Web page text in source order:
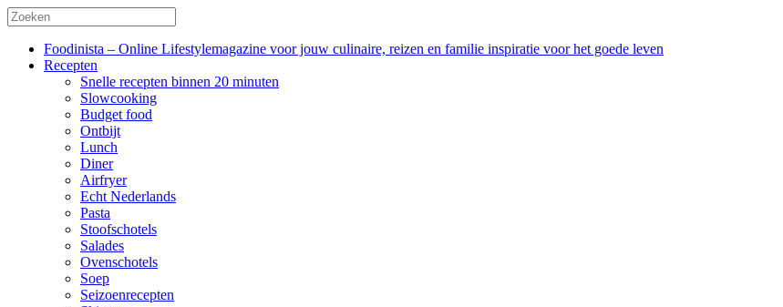
Foodinista – Online Lifestylemagazine voor jouw culinaire, reizen en familie inspiratie voor het goede leven
Recepten
Snelle recepten binnen 20 minuten
Slowcooking
Budget food
Ontbijt
Lunch
Diner
Airfryer
Echt Nederlands
Pasta
Stoofschotels
Salades
Ovenschotels
Soep
Seizoenrecepten